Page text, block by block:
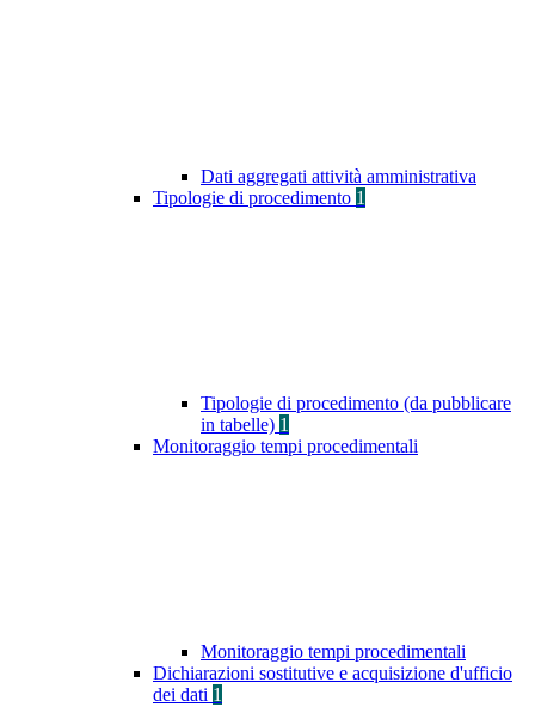
Dati aggregati attività amministrativa
Tipologie di procedimento 1
Tipologie di procedimento (da pubblicare
in tabelle) 1
Monitoraggio tempi procedimentali
Monitoraggio tempi procedimentali
Dichiarazioni sostitutive e acquisizione d'ufficio
dei dati 1